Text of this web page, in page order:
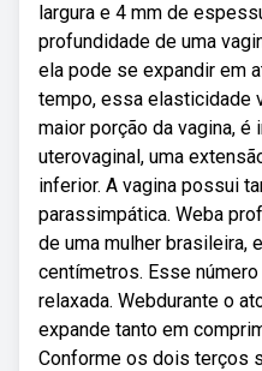
largura e 4 mm de
profundidade de uma
ela pode se expandir em
tempo, essa elasticidade
maior porção da vagina,
uterovaginal, uma
inferior. A vagina possui
parassimpática. Weba
de uma mulher brasileira,
centímetros. Esse
relaxada. Webdurante o
expande tanto em
Conforme os dois terços